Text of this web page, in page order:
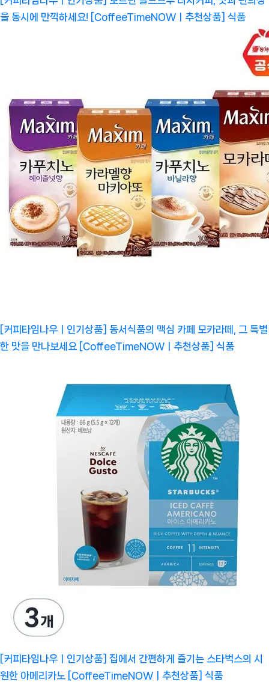
을 동시에 만끽하세요! [CoffeeTimeNOWㅣ추천상품] 식품
[커피타임나우ㅣ인기상품] 동서식품의 맥심 카페 모카라떼, 그 특별
한 맛을 만나보세요 [CoffeeTimeNOWㅣ추천상품] 식품
[커피타임나우ㅣ인기상품] 집에서 간편하게 즐기는 스타벅스의 시
원한 아메리카노 [CoffeeTimeNOWㅣ추천상품] 식품